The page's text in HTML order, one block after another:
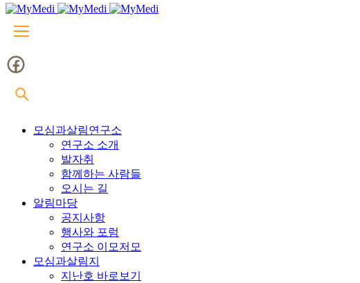
모심과살림연구소
연구소 소개
발자취
함께하는 사람들
오시는 길
알림마당
공지사항
행사와 포럼
연구소 이모저모
모심과살림지
지난호 바로보기